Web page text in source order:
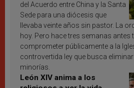
del Acuerdo entre China y la Santa
Sede para una diócesis que
llevaba veinte años sin pastor. La
hoy. Pero hace tres semanas antes
comprometer públicamente a la
controvertida ley que busca
minorías.
León XIV anima a los